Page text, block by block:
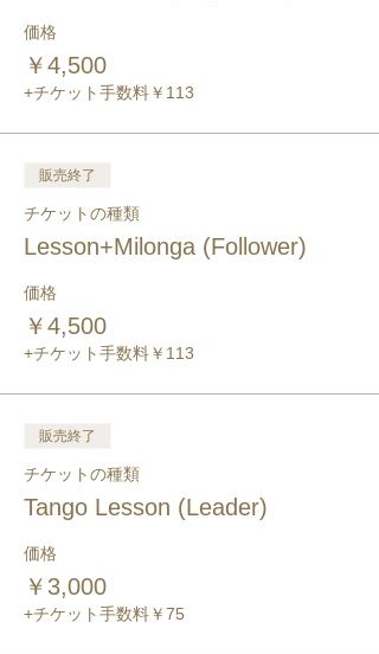
価格
￥4,500
+チケット手数料￥113
販売終了
チケットの種類
Lesson+Milonga (Follower)
価格
￥4,500
+チケット手数料￥113
販売終了
チケットの種類
Tango Lesson (Leader)
価格
￥3,000
+チケット手数料￥75